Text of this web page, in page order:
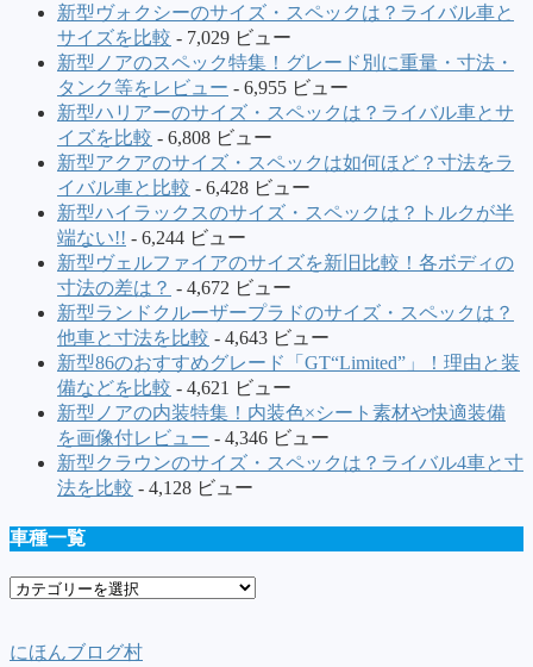
新型ヴォクシーのサイズ・スペックは？ライバル車と
サイズを比較 - 7,029 ビュー
新型ノアのスペック特集！グレード別に重量・寸法・
タンク等をレビュー - 6,955 ビュー
新型ハリアーのサイズ・スペックは？ライバル車とサ
イズを比較 - 6,808 ビュー
新型アクアのサイズ・スペックは如何ほど？寸法をラ
イバル車と比較 - 6,428 ビュー
新型ハイラックスのサイズ・スペックは？トルクが半
端ない!! - 6,244 ビュー
新型ヴェルファイアのサイズを新旧比較！各ボディの
寸法の差は？ - 4,672 ビュー
新型ランドクルーザープラドのサイズ・スペックは？
他車と寸法を比較 - 4,643 ビュー
新型86のおすすめグレード「GT“Limited”」！理由と装
備などを比較 - 4,621 ビュー
新型ノアの内装特集！内装色×シート素材や快適装備
を画像付レビュー - 4,346 ビュー
新型クラウンのサイズ・スペックは？ライバル4車と寸
法を比較 - 4,128 ビュー
車種一覧
車
覧
にほんブログ村